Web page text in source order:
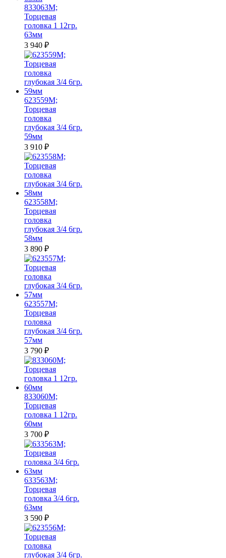
833063M;
Торцевая
головка 1 12гр.
63мм
3 940 ₽
623559M;
Торцевая
головка
глубокая 3/4 6гр.
59мм
3 910 ₽
623558M;
Торцевая
головка
глубокая 3/4 6гр.
58мм
3 890 ₽
623557M;
Торцевая
головка
глубокая 3/4 6гр.
57мм
3 790 ₽
833060M;
Торцевая
головка 1 12гр.
60мм
3 700 ₽
633563M;
Торцевая
головка 3/4 6гр.
63мм
3 590 ₽